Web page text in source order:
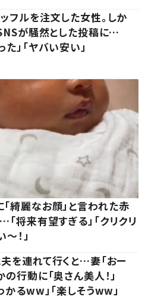
フルを注文した女性。しか
が騒然とした投稿に…
た」「ヤバい安い」
綺麗なお顔」と言われた赤
将来有望すぎる」「クリクリ
！」
を連れて行くと…妻「おー
の行動に「奥さん美人！」
かるww」「楽しそうww」